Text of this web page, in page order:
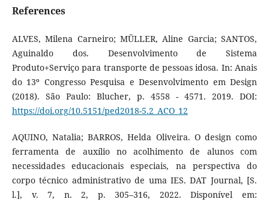
References
ALVES, Milena Carneiro; MÜLLER, Aline Garcia; SANTOS,
Aguinaldo dos. Desenvolvimento de Sistema
Produto+Serviço para transporte de pessoas idosa. In: Anais
do 13º Congresso Pesquisa e Desenvolvimento em Design
(2018). São Paulo: Blucher, p. 4558 - 4571. 2019. DOI:
https://doi.org/10.5151/ped2018-5.2_ACO_12
AQUINO, Natalia; BARROS, Helda Oliveira. O design como
ferramenta de auxílio no acolhimento de alunos com
necessidades educacionais especiais, na perspectiva do
corpo técnico administrativo de uma IES. DAT Journal, [S.
l.], v. 7, n. 2, p. 305–316, 2022. Disponível em: